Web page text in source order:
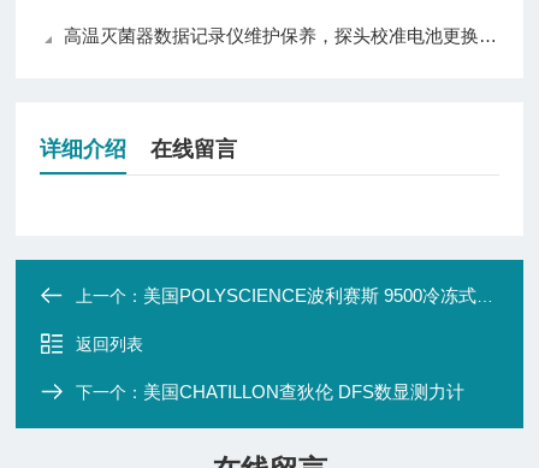
高温灭菌器数据记录仪维护保养，探头校准电池更换数据备份日常养护方法
详细介绍 在线留言
上一个： 美国POLYSCIENCE波利赛斯 9500冷冻式循环水浴箱
返回列表
下一个： 美国CHATILLON查狄伦 DFS数显测力计